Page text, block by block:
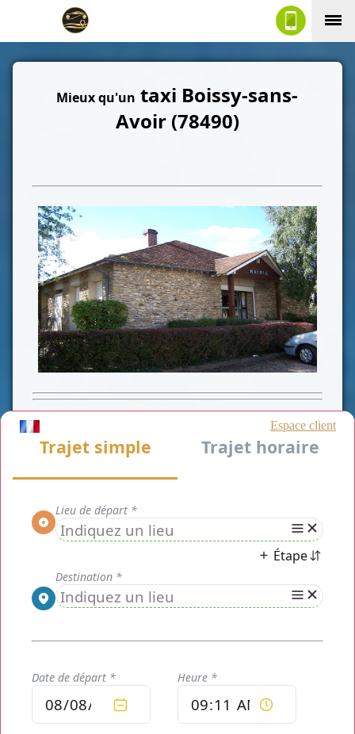
Mieux qu'un taxi Boissy-sans-
Avoir (78490)
CLASSE VAN